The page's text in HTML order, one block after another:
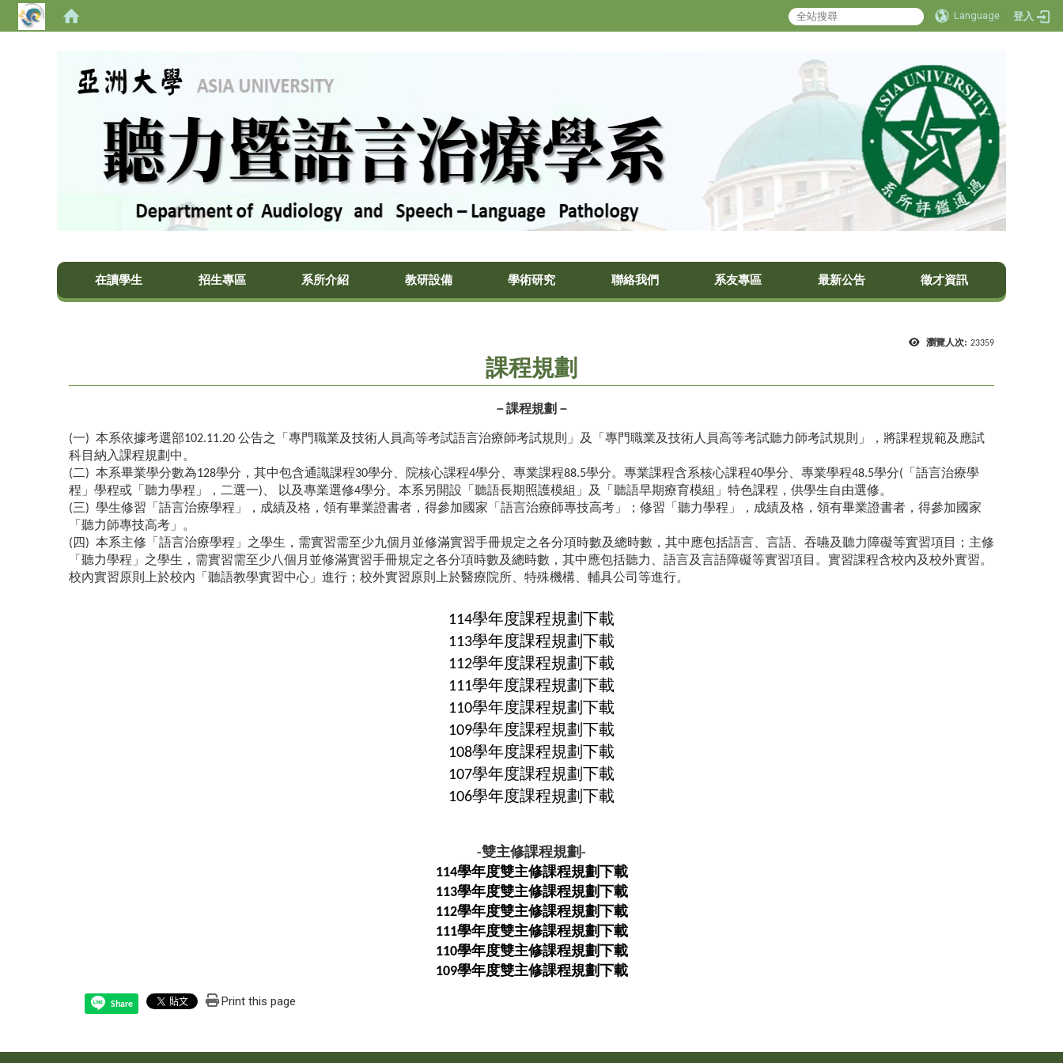
Language 登入
在讀學生 招生專區 系所介紹 教研設備 學術研究 聯絡我們 系友專區 最新公告 徵才資訊
瀏覽人次: 23359
課程規劃
－課程規劃－
(一) 本系依據考選部102.11.20 公告之「專門職業及技術人員高等考試語言治療師考試規則」及「專門職業及技術人員高等考試聽力師考試規則」，將課程規範及應試
科目納入課程規劃中。
(二) 本系畢業學分數為128學分，其中包含通識課程30學分、院核心課程4學分、專業課程88.5學分。專業課程含系核心課程40學分、專業學程48.5學分(「語言治療學
程」學程或「聽力學程」，二選一)、 以及專業選修4學分。本系另開設「聽語長期照護模組」及「聽語早期療育模組」特色課程，供學生自由選修。
(三) 學生修習「語言治療學程」，成績及格，領有畢業證書者，得參加國家「語言治療師專技高考」；修習「聽力學程」，成績及格，領有畢業證書者，得參加國家
「聽力師專技高考」。
(四) 本系主修「語言治療學程」之學生，需實習需至少九個月並修滿實習手冊規定之各分項時數及總時數，其中應包括語言、言語、吞嚥及聽力障礙等實習項目；主修
「聽力學程」之學生，需實習需至少八個月並修滿實習手冊規定之各分項時數及總時數，其中應包括聽力、語言及言語障礙等實習項目。實習課程含校內及校外實習。
校內實習原則上於校內「聽語教學實習中心」進行；校外實習原則上於醫療院所、特殊機構、輔具公司等進行。
114學年度課程規劃下載
113學年度課程規劃下載
112學年度課程規劃下載
111學年度課程規劃下載
110學年度課程規劃下載
109學年度課程規劃下載
108學年度課程規劃下載
107學年度課程規劃下載
106學年度課程規劃下載
-雙主修課程規劃-
114學年度雙主修課程規劃下載
113學年度雙主修課程規劃下載
112學年度雙主修課程規劃下載
111學年度雙主修課程規劃下載
110學年度雙主修課程規劃下載
109學年度雙主修課程規劃下載
Share Print this page